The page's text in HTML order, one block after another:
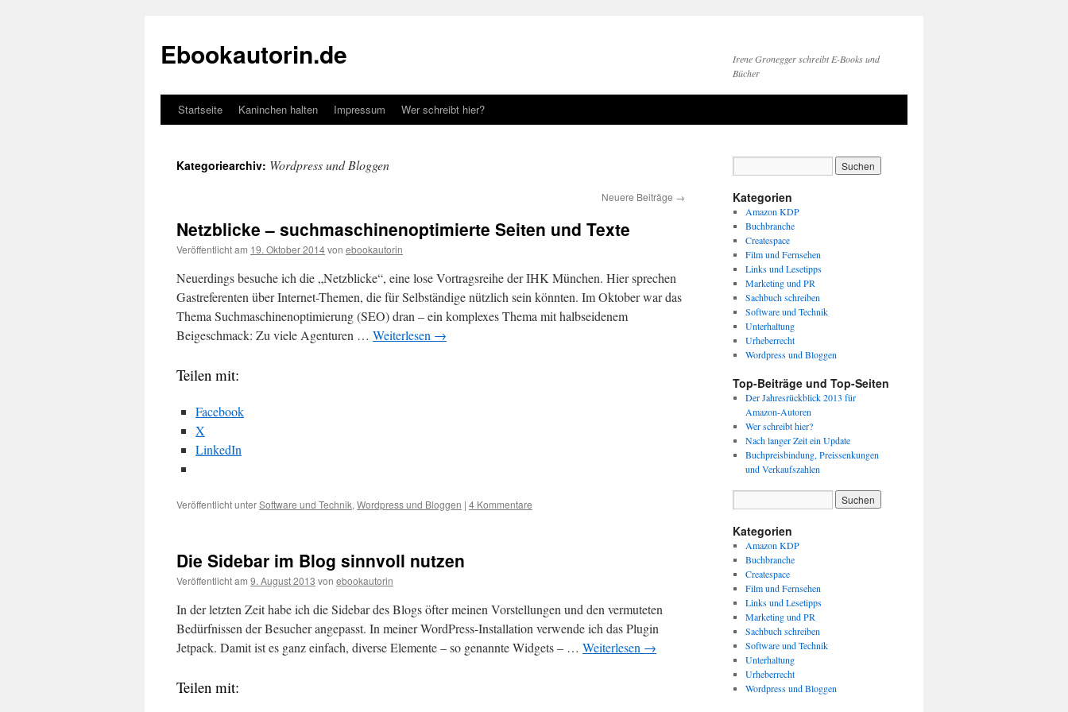
springen
Ebookautorin.de
Irene Gronegger schreibt E-Books und
Bücher
Startseite Kaninchen halten Impressum Wer schreibt hier?
Kategoriearchiv: Wordpress und Bloggen
Neuere Beiträge →
Netzblicke – suchmaschinenoptimierte Seiten und Texte
Veröffentlicht am 19. Oktober 2014von ebookautorin
Neuerdings besuche ich die „Netzblicke“, eine lose Vortragsreihe der IHK München. Hier sprechen
Gastreferenten über Internet-Themen, die für Selbständige nützlich sein könnten. Im Oktober war das
Thema Suchmaschinenoptimierung (SEO) dran – ein komplexes Thema mit halbseidenem
Beigeschmack: Zu viele Agenturen … Weiterlesen →
Teilen mit:
Facebook
X
LinkedIn
Veröffentlicht unterSoftware und Technik, Wordpress und Bloggen | 4 Kommentare
Die Sidebar im Blog sinnvoll nutzen
Veröffentlicht am 9. August 2013 von ebookautorin
In der letzten Zeit habe ich die Sidebar des Blogs öfter meinen Vorstellungen und den vermuteten
Bedürfnissen der Besucher angepasst. In meiner WordPress-Installation verwende ich das Plugin
Jetpack. Damit ist es ganz einfach, diverse Elemente – so genannte Widgets – … Weiterlesen →
Teilen mit:
Kategorien
Amazon KDP
Buchbranche
Createspace
Film und Fernsehen
Links und Lesetipps
Marketing und PR
Sachbuch schreiben
Software und Technik
Unterhaltung
Urheberrecht
Wordpress und Bloggen
Top-Beiträge und Top-Seiten
Der Jahresrückblick 2013 für
Amazon-Autoren
Wer schreibt hier?
Nach langer Zeit ein Update
Buchpreisbindung, Preissenkungen
und Verkaufszahlen
Kategorien
Amazon KDP
Buchbranche
Createspace
Film und Fernsehen
Links und Lesetipps
Marketing und PR
Sachbuch schreiben
Software und Technik
Unterhaltung
Urheberrecht
Wordpress und Bloggen